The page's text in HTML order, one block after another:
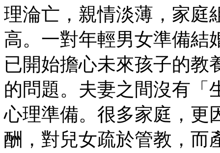
理淪亡，親情淡薄，家庭
高。一對年輕男女準備結
已開始擔心未來孩子的教
的問題。夫妻之間沒有「
心理準備。很多家庭，更
酬，對兒女疏於管教，而